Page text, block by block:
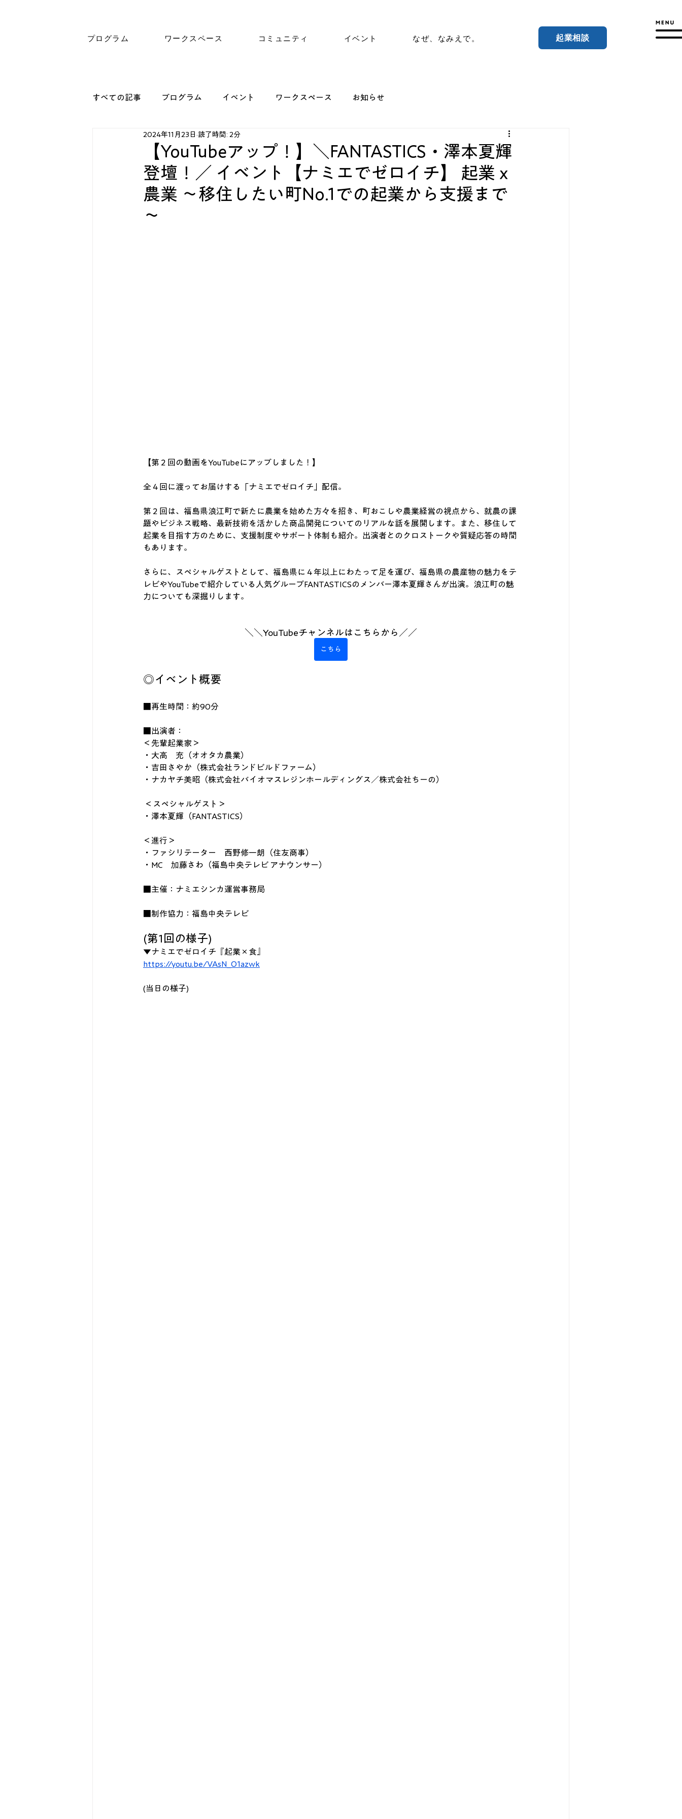
プログラム ワークスペース コミュニティ イベント なぜ、なみえで。 起業相談
すべての記事 プログラム イベント ワークスペース お知らせ
【YouTubeアップ！】＼FANTASTICS・澤本夏輝
登壇！／ イベント【ナミエでゼロイチ】 起業ｘ
農業 ～移住したい町No.1での起業から支援まで
～
2024年11月23日 読了時間: 2分
【第２回の動画をYouTubeにアップしました！】
全４回に渡ってお届けする「ナミエでゼロイチ」配信。
第２回は、福島県浪江町で新たに農業を始めた方々を招き、町おこしや農業経営の視点から、就農の課
題やビジネス戦略、最新技術を活かした商品開発についてのリアルな話を展開します。また、移住して
起業を目指す方のために、支援制度やサポート体制も紹介。出演者とのクロストークや質疑応答の時間
もあります。
さらに、スペシャルゲストとして、福島県に４年以上にわたって足を運び、福島県の農産物の魅力をテ
レビやYouTubeで紹介している人気グループFANTASTICSのメンバー澤本夏輝さんが出演。浪江町の魅
力についても深掘りします。
＼＼YouTubeチャンネルはこちらから／／
こちら
◎イベント概要
■再生時間：約90分
■出演者：
＜先輩起業家＞
・大高　充（オオタカ農業）
・吉田さやか（株式会社ランドビルドファーム）
・ナカヤチ美昭（株式会社バイオマスレジンホールディングス／株式会社ちーの）
＜スペシャルゲスト＞
・澤本夏輝（FANTASTICS）
＜進行＞
・ファシリテーター　西野修一朗（住友商事）
・MC　加藤さわ（福島中央テレビ アナウンサー）
■主催：ナミエシンカ運営事務局
■制作協力：福島中央テレビ
(第1回の様子)
▼ナミエでゼロイチ『起業×食』
https://youtu.be/VAsN_O1azwk
(当日の様子)